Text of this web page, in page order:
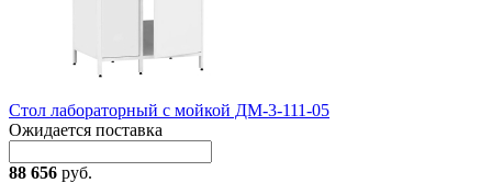
Стол лабораторный с мойкой ДМ-3-111-05
Ожидается поставка
88 656 руб.